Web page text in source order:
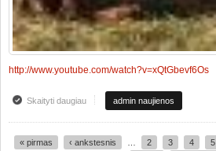
http://www.youtube.com/watch?v=xQtGbevf6Os
Skaityti daugiauapie Mūsų Lucky Luciano Tikrai
admin naujienos
« pirmas ‹ ankstesnis 2 3 4 5